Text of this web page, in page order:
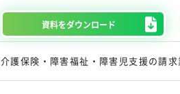
資料をダウンロード
介護保険・障害福祉・障害児支援の請